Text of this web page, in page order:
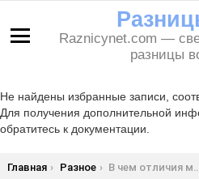
Raznicynet.com —
разницы
Не найдены избранные записи,
Для получения дополнительной
обратитесь к документации.
Вы здесь:
Главная Разное В чем отличия между графом и князей, какой титул выше и кто главнее